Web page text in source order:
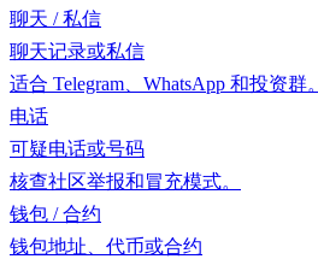
聊天 / 私信
聊天记录或私信
适合 Telegram、WhatsApp 和投资群。
电话
可疑电话或号码
核查社区举报和冒充模式。
钱包 / 合约
钱包地址、代币或合约